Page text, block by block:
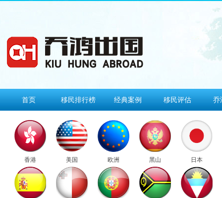
首页 移民排行榜 经典案例 移民评估 乔
香港 美国 欧洲 黑山 日本